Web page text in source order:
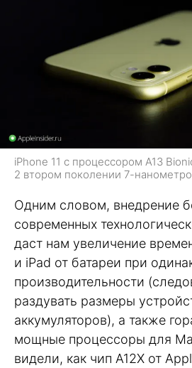
iPhone 11 с процессором A13
2 втором поколении 7-
Одним словом, внедрение
современных
даст нам увеличение
и iPad от батареи при
производительности
раздувать размеры
аккумуляторов), а также
мощные процессоры для
видели, как чип A12X от